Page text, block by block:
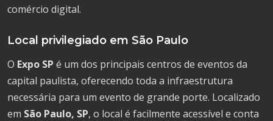
comércio digital.
Local privilegiado em São Paulo
O Expo SP é um dos principais centros de eventos da
capital paulista, oferecendo toda a infraestrutura
necessária para um evento de grande porte. Localizado
em São Paulo, SP, o local é facilmente acessível e conta